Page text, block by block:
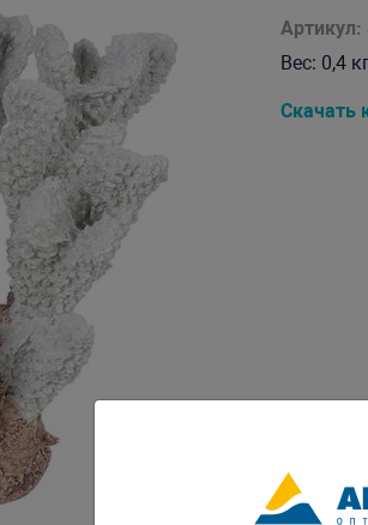
Артикул:
Вес: 0,4
Скачать